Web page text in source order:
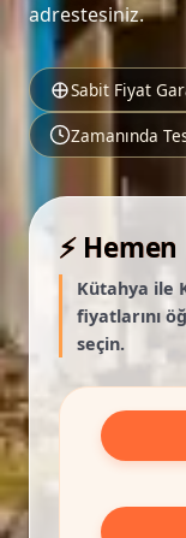
adrestesiniz.
Sabit Fiyat
Zamanında
⚡
Kütahya ile
fiyatlarını
seçin.